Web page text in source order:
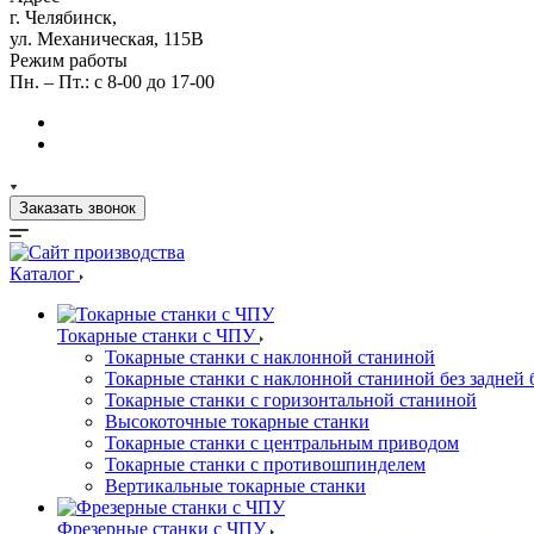
г. Челябинск,
ул. Механическая, 115В
Режим работы
Пн. – Пт.: с 8-00 до 17-00
Заказать звонок
Каталог
Токарные станки с ЧПУ
Токарные станки с наклонной станиной
Токарные станки с наклонной станиной без задней
Токарные станки с горизонтальной станиной
Высокоточные токарные станки
Токарные станки с центральным приводом
Токарные станки с противошпинделем
Вертикальные токарные станки
Фрезерные станки с ЧПУ